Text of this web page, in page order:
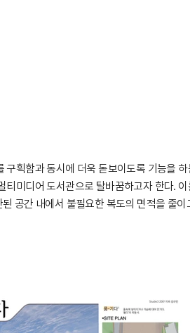
구획함과 동시에 더욱 돋보이도록 기능을
미디어 도서관으로 탈바꿈하고자 한다.
공간 내에서 불필요한 복도의 면적을 줄